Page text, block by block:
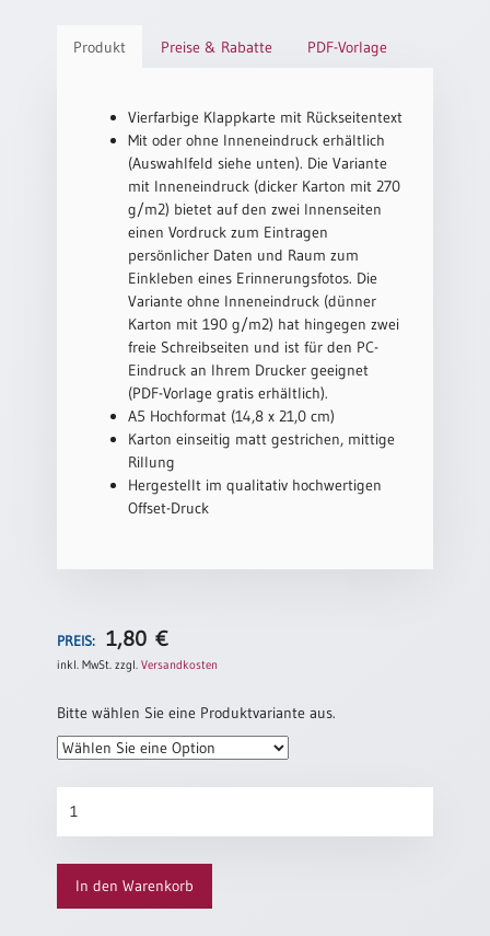
Jahreslosung
Restbestände
Restbestände
Urkundenscheine
Produkt Preise & Rabatte PDF-Vorlage
Vierfarbige Klappkarte mit Rückseitentext
Mit oder ohne Inneneindruck erhältlich
(Auswahlfeld siehe unten). Die Variante
mit Inneneindruck (dicker Karton mit 270
g/m2) bietet auf den zwei Innenseiten
einen Vordruck zum Eintragen
persönlicher Daten und Raum zum
Einkleben eines Erinnerungsfotos. Die
Variante ohne Inneneindruck (dünner
Karton mit 190 g/m2) hat hingegen zwei
freie Schreibseiten und ist für den PC-
Eindruck an Ihrem Drucker geeignet
(PDF-Vorlage gratis erhältlich).
A5 Hochformat (14,8 x 21,0 cm)
Karton einseitig matt gestrichen, mittige
Rillung
Hergestellt im qualitativ hochwertigen
Offset-Druck
PREIS: 1,80€
inkl. MwSt. zzgl.Versandkosten
Bitte wählen Sie eine Produktvariante aus.
„Kletterrose“
Menge
In den Warenkorb